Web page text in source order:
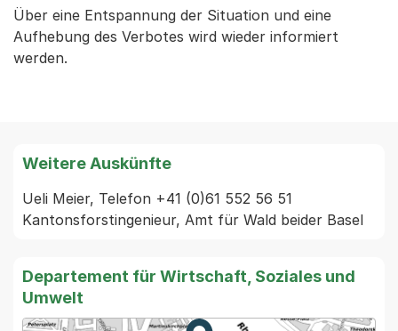
Über eine Entspannung der Situation und eine
Aufhebung des Verbotes wird wieder informiert
werden.
Weitere Auskünfte
Ueli Meier, Telefon +41 (0)61 552 56 51
Kantonsforstingenieur, Amt für Wald beider Basel
Departement für Wirtschaft, Soziales und
Umwelt